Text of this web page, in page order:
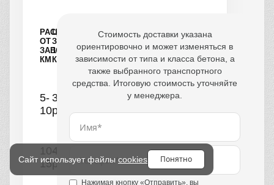
РАССТОЯНИЕ
ОТ
ЗАВОДА,
КМ
ЦЕНА
ЗА
1
КУБ
5-
10
390
руб.
10-
15
440
руб.
Стоимость доставки указана
ориентировочно и может изменяться в
зависимости от типа и класса бетона, а
также выбранного транспортного
средства. Итоговую стоимость уточняйте
у менеджера.
Нажимая кнопку «Отправить», вы
Сайт использует файлы cookies Понятно